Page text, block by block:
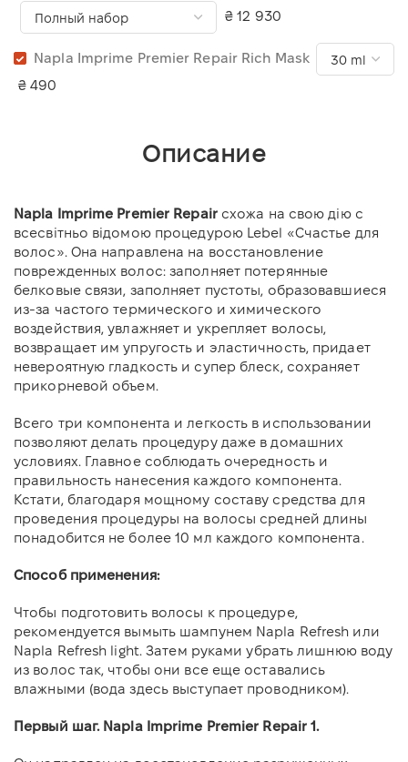
₴ 12 930
Napla Imprime Premier Repair Rich Mask
₴ 490
Описание
Napla Imprime Premier Repairсхожа на свою дію с
всесвітньо відомою процедурою Lebel «Счастье для
волос». Она направлена на восстановление
поврежденных волос: заполняет потерянные
белковые связи, заполняет пустоты, образовавшиеся
из-за частого термического и химического
воздействия, увлажняет и укрепляет волосы,
возвращает им упругость и эластичность, придает
невероятную гладкость и супер блеск, сохраняет
прикорневой объем.
Всего три компонента и легкость в использовании
позволяют делать процедуру даже в домашних
условиях. Главное соблюдать очередность и
правильность нанесения каждого компонента.
Кстати, благодаря мощному составу средства для
проведения процедуры на волосы средней длины
понадобится не более 10 мл каждого компонента.
Способ применения:
Чтобы подготовить волосы к процедуре,
рекомендуется вымыть шампунем Napla Refresh или
Napla Refresh light. Затем руками убрать лишнюю воду
из волос так, чтобы они все еще оставались
влажными (вода здесь выступает проводником).
Первый шаг. Napla Imprime Premier Repair 1.